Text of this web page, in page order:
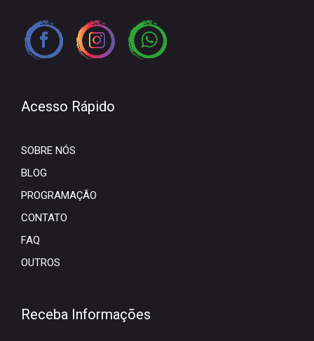
Acesso Rápido
SOBRE NÓS
BLOG
PROGRAMAÇÃO
CONTATO
FAQ
OUTROS
Receba Informações